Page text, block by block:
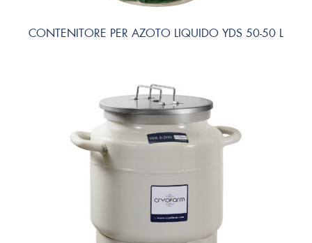
CONTENITORE PER AZOTO LIQUIDO YDS 50-50 L